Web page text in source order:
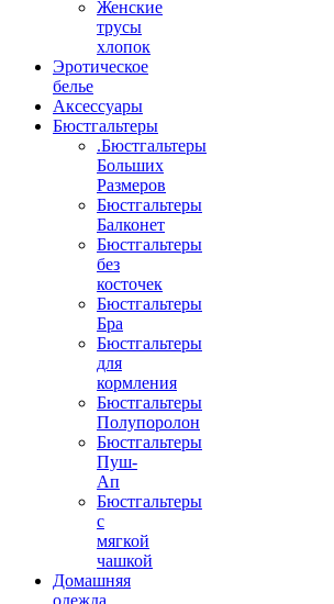
Женские
трусы
хлопок
Эротическое
белье
Аксессуары
Бюстгальтеры
.Бюстгальтеры
Больших
Размеров
Бюстгальтеры
Балконет
Бюстгальтеры
без
косточек
Бюстгальтеры
Бра
Бюстгальтеры
для
кормления
Бюстгальтеры
Полупоролон
Бюстгальтеры
Пуш-
Ап
Бюстгальтеры
с
мягкой
чашкой
Домашняя